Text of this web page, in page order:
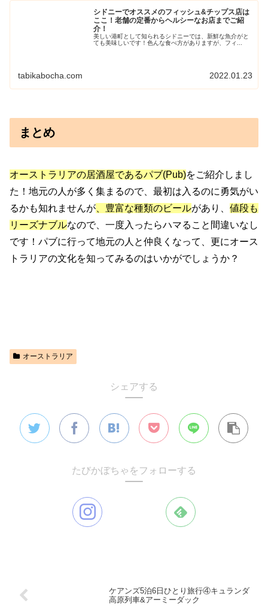
シドニーでオススメのフィッシュ&チップス店は
ここ！老舗の定番からヘルシーなお店までご紹
介！
美しい港町として知られるシドニーでは、新鮮な魚介がと
ても美味しいです！色んな食べ方がありますが、フィ...
tabikabocha.com 2022.01.23
まとめ
オーストラリアの居酒屋であるパブ(Pub)をご紹介しまし
た！地元の人が多く集まるので、最初は入るのに勇気がい
るかも知れませんが 、豊富な種類のビールがあり、 値段も
リーズナブルなので、一度入ったらハマること間違いなし
です！パブに行って地元の人と仲良くなって、更にオース
トラリアの文化を知ってみるのはいかがでしょうか？
オーストラリア
シェアする
たびかぼちゃをフォローする
ケアンズ5泊6日ひとり旅行④キュランダ
高原列車&アーミーダック